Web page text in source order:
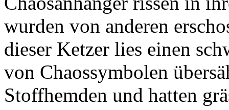
wurden von anderen
dieser Ketzer lies einen
von Chaossymbolen
Stoffhemden und hatten